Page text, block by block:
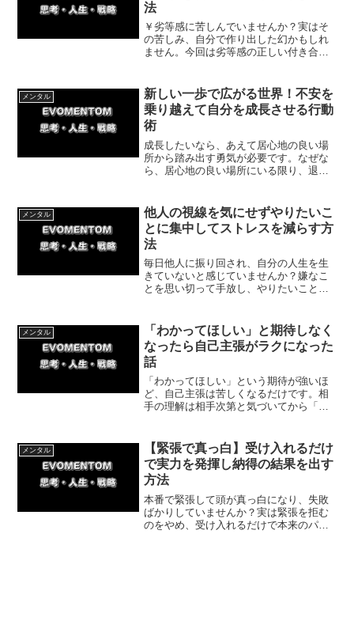
法
￥劣等感に苦しんでいませんか？実はそ
の苦しみ、自分で作り出した幻かもしれ
ません。今回は劣等感の正しい付き合い
す。意味のない苦しみから自分を解放し
ましょう！
メンタル
新しい一歩で広がる世界！不安を
乗り越えて自分を成長させる行動
術
成長したいなら、あえて居心地の良い場
所から踏み出す勇気が必要です。なぜな
ら、居心地の良い場所にいる限り、退屈
していきます。
メンタル
他人の視線を気にせずやりたいこ
とに集中してストレスを減らす方
法
毎日他人に振り回され、自分の人生を生
きていないと感じていませんか？嫌なこ
とを思い切って手放し、やりたいことに
り戻すための具体策と具体的な一歩をわ
かりやすく解説します。
メンタル
「わかってほしい」と期待しなく
なったら自己主張がラクになった
話
「わかってほしい」という期待が強いほ
ど、自己主張は苦しくなるだけです。相
手の理解は相手次第と気づいてから「と
今回は期待を手放す具体的な方法を紹介
していきます。
メンタル
【緊張で真っ白】受け入れるだけ
で実力を発揮し納得の結果を出す
方法
本番で緊張して頭が真っ白になり、失敗
ばかりしていませんか？実は緊張を拒む
のをやめ、受け入れるだけで本来のパフ